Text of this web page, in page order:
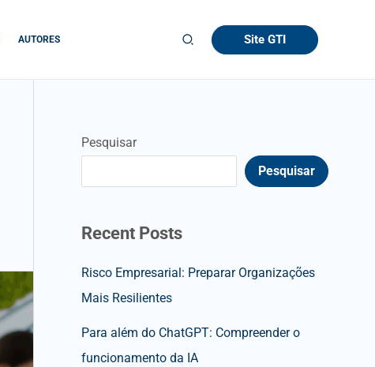
AUTORES Site GTI
Pesquisar
Pesquisar
Recent Posts
Risco Empresarial: Preparar Organizações
Mais Resilientes
Para além do ChatGPT: Compreender o
funcionamento da IA